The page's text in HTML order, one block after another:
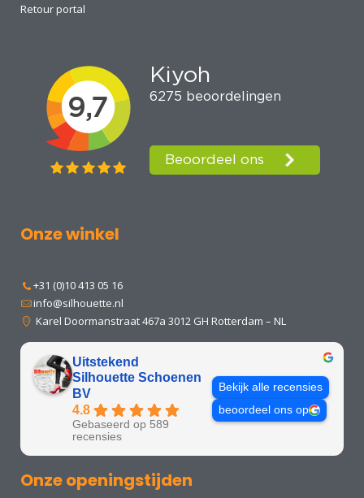
Retour portal
Onze winkel
+31 (0)10 413 05 16
info@silhouette.nl
Karel Doormanstraat 467a 3012 GH Rotterdam – NL
Uitstekend
Silhouette Schoenen
BV
4.8
Gebaseerd op 589
recensies
Bekijk alle recensies
beoordeel ons op
Onze openingstijden